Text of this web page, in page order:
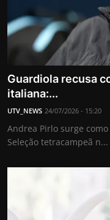
Guardiola recusa
italiana:...
UTV_NEWS 24/07/2026 - 15:20
Andrea Pirlo surge
Seleção tetracampeã n...